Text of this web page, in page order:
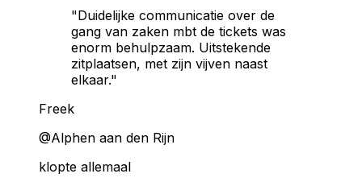
"Duidelijke communicatie over de
gang van zaken mbt de tickets was
enorm behulpzaam. Uitstekende
zitplaatsen, met zijn vijven naast
elkaar."
Freek
@Alphen aan den Rijn
klopte allemaal